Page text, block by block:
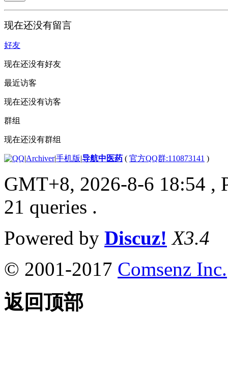
现在还没有留言
好友
现在还没有好友
最近访客
现在还没有访客
群组
现在还没有群组
|Archiver|手机版|导航中医药 ( 官方QQ群:110873141 )
GMT+8, 2026-8-6 18:54 ,
21 queries .
Powered by Discuz! X3.4
© 2001-2017 Comsenz Inc.
返回顶部